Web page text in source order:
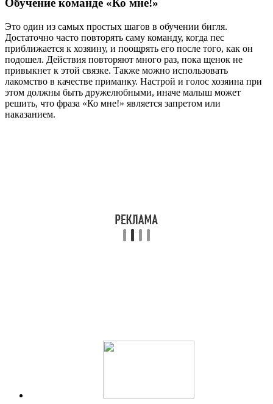
Обучение команде «Ко мне!»
Это один из самых простых шагов в обучении бигля.
Достаточно часто повторять саму команду, когда пес
приближается к хозяину, и поощрять его после того, как он
подошел. Действия повторяют много раз, пока щенок не
привыкнет к этой связке. Также можно использовать
лакомство в качестве приманку. Настрой и голос хозяина при
этом должны быть дружелюбными, иначе малыш может
решить, что фраза «Ко мне!» является запретом или
наказанием.